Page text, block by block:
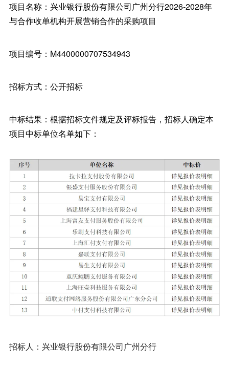
项目名称：兴业银行股份有限公司广州分行2026-2028年
与合作收单机构开展营销合作的采购项目
项目编号：M4400000707534943
招标方式：公开招标
中标结果：根据招标文件规定及评标报告，招标人确定本
项目中标单位名单如下：
招标人：兴业银行股份有限公司广州分行